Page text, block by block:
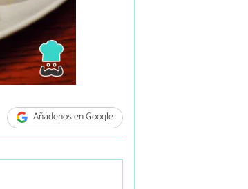
Añádenos en Google